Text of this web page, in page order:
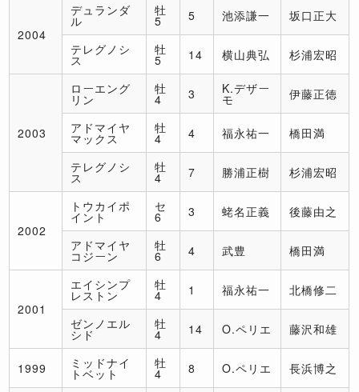
2004
デュランダ
ル
牡
5 5 池添謙一 坂口正大
テレグノシ
ス
牡
5 14 横山典弘 杉浦宏昭
2003
ローエング
リン
牡
4 3 K.デザー
モ 伊藤正徳
アドマイヤ
マックス
牡
4 4 福永祐一 橋田満
テレグノシ
ス
牡
4 7 勝浦正樹 杉浦宏昭
2002
トウカイポ
イント
セ
6 3 蛯名正義 後藤由之
アドマイヤ
コジーン
牡
6 4 武豊 橋田満
2001
エイシンプ
レストン
牡
4 1 福永祐一 北橋修二
ゼンノエル
シド
牡
4 14 O.ペリエ 藤沢和雄
1999 ミッドナイ
トベット
牡
4 8 O.ペリエ 長浜博之